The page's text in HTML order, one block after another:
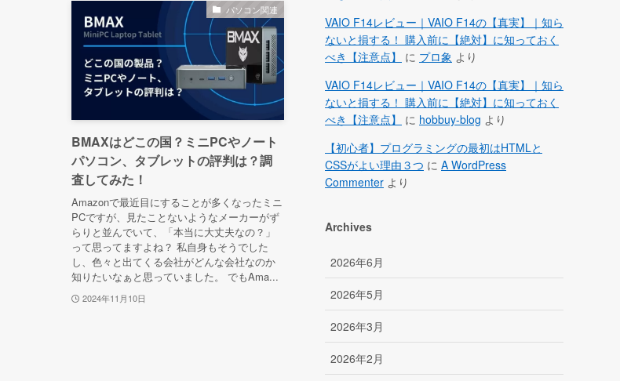
パソコン関連
BMAXはどこの国？ミニPCやノート
パソコン、タブレットの評判は？調
査してみた！
Amazonで最近目にすることが多くなったミニ
PCですが、見たことないようなメーカーがず
らりと並んでいて、「本当に大丈夫なの？」
って思ってますよね？ 私自身もそうでした
し、色々と出てくる会社がどんな会社なのか
知りたいなぁと思っていました。 でもAma...
2024年11月10日
VAIO F14レビュー｜VAIO F14の【真実】｜知ら
ないと損する！ 購入前に【絶対】に知っておく
べき【注意点】
に プロ象 より
VAIO F14レビュー｜VAIO F14の【真実】｜知ら
ないと損する！ 購入前に【絶対】に知っておく
べき【注意点】
に hobbuy-blog より
【初心者】プログラミングの最初はHTMLと
CSSがよい理由３つ に A WordPress
Commenter より
Archives
2026年6月
2026年5月
2026年3月
2026年2月